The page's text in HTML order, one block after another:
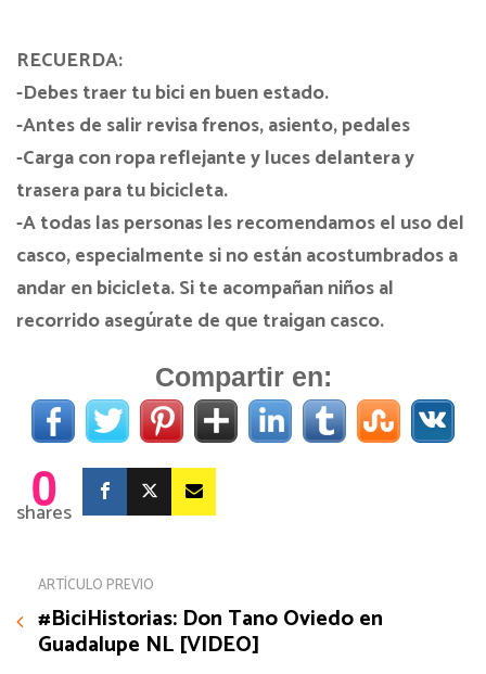
RECUERDA:
-Debes traer tu bici en buen estado.
-Antes de salir revisa frenos, asiento, pedales
-Carga con ropa reflejante y luces delantera y
trasera para tu bicicleta.
-A todas las personas les recomendamos el uso del
casco, especialmente si no están acostumbrados a
andar en bicicleta. Si te acompañan niños al
recorrido asegúrate de que traigan casco.
Compartir en:
0
shares
ARTÍCULO PREVIO
#BiciHistorias: Don Tano Oviedo en
Guadalupe NL [VIDEO]